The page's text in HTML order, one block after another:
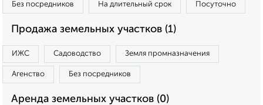
Без посредников На длительный срок Посуточно
Продажа земельных участков (1)
ИЖС Садоводство Земля промназначения
Агенство Без посредников
Аренда земельных участков (0)